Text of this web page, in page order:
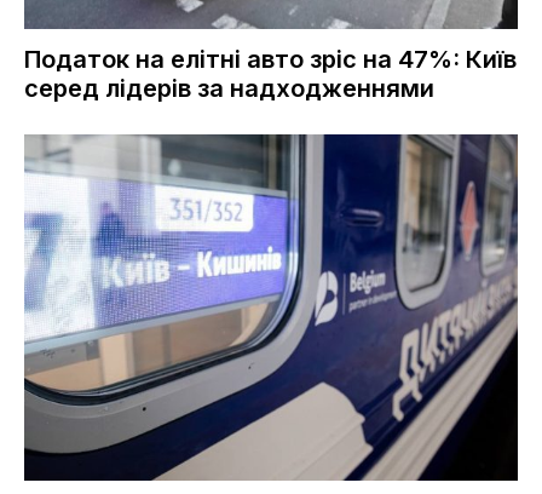
Податок на елітні авто зріс на 47%: Київ
серед лідерів за надходженнями